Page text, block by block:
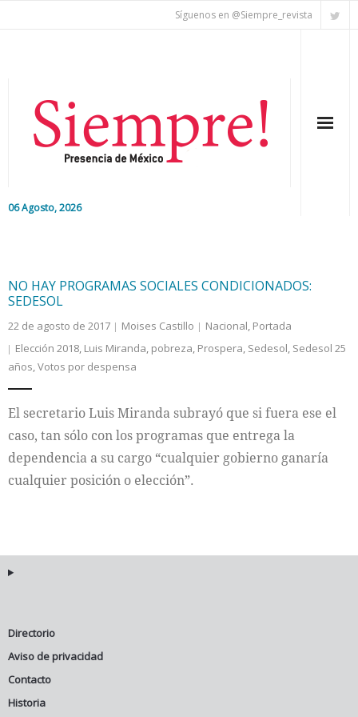
Síguenos en @Siempre_revista
06 Agosto, 2026
Colaboradores
Cultura
NO HAY PROGRAMAS SOCIALES CONDICIONADOS:
SEDESOL
22 de agosto de 2017 Moises Castillo Nacional, Portada
Elección 2018, Luis Miranda, pobreza, Prospera, Sedesol, Sedesol 25
años,Votos por despensa
El secretario Luis Miranda subrayó que si fuera ese el
caso, tan sólo con los programas que entrega la
dependencia a su cargo “cualquier gobierno ganaría
cualquier posición o elección”.
Directorio
Aviso de privacidad
Contacto
Historia